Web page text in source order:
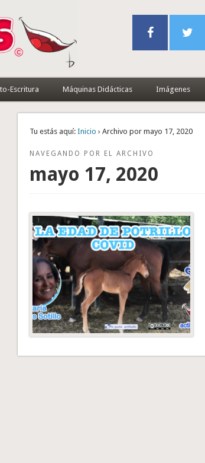
Escritura Máquinas Didácticas Imágenes
Tu estás aquí: Inicio › Archivo por mayo 17, 2020
NAVEGANDO POR EL ARCHIVO
mayo 17, 2020